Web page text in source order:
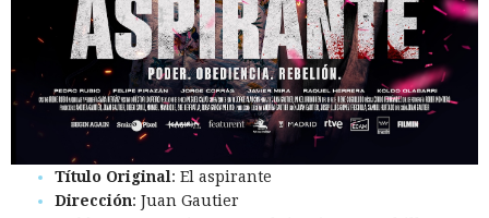
Título Original: El aspirante
Dirección: Juan Gautier